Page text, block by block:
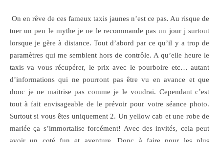
On en rêve de ces fameux taxis jaunes n’est ce pas. Au risque de
tuer un peu le mythe je ne le recommande pas un jour j surtout
lorsque je gère à distance. Tout d’abord par ce qu’il y a trop de
paramètres qui me semblent hors de contrôle. A qu’elle heure le
taxis va vous récupérer, le prix avec le pourboire etc… autant
d’informations qui ne pourront pas être vu en avance et que
donc je ne maitrise pas comme je le voudrai. Cependant c’est
tout à fait envisageable de le prévoir pour votre séance photo.
Surtout si vous êtes uniquement 2. Un yellow cab et une robe de
mariée ça s’immortalise forcément! Avec des invités, cela peut